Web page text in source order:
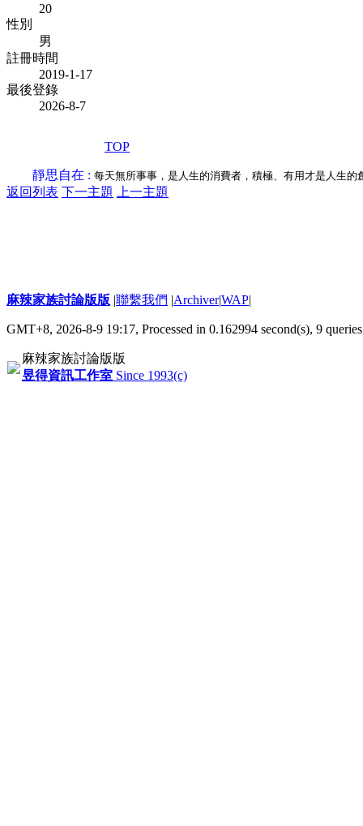
20
性別
男
註冊時間
2019-1-17
最後登錄
2026-8-7
TOP
靜思自在 : 每天無所事事，是人生的消費者，積極、有用才是人生的
返回列表 下一主題 上一主題
麻辣家族討論版版 |聯繫我們 |Archiver|WAP|
GMT+8, 2026-8-9 19:17, Processed in 0.162994 second(s), 9
麻辣家族討論版版
昱得資訊工作室 Since 1993(c)